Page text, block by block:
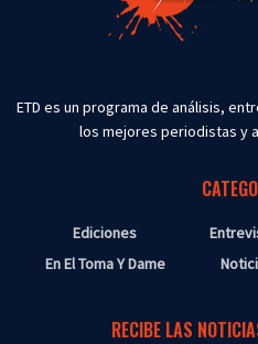
ETD es un programa de análisis,
los mejores periodistas y
Ediciones
En El Toma Y Dame
RECIBE LAS